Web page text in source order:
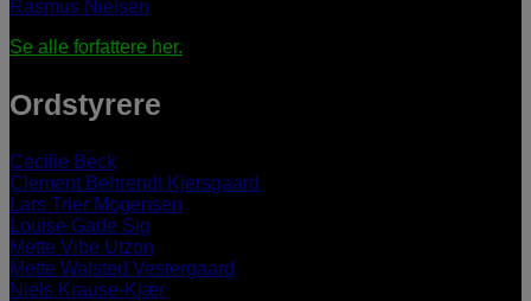
Rasmus Nielsen
Se alle forfattere her.
Ordstyrere
Cecilie Beck
Clement Behrendt Kjersgaard
Lars Trier Mogensen
Louise Gade Sig
Mette Vibe Utzon
Mette Walsted Vestergaard
Niels Krause-Kjær